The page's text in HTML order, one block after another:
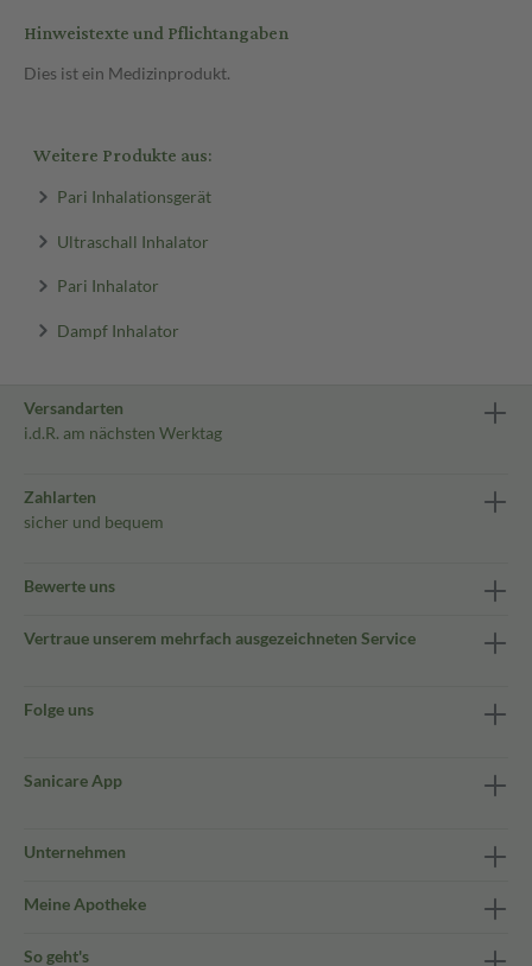
Hinweistexte und Pflichtangaben
Dies ist ein Medizinprodukt.
Weitere Produkte aus:
Pari Inhalationsgerät
Ultraschall Inhalator
Pari Inhalator
Dampf Inhalator
Versandarten
i.d.R. am nächsten Werktag
Zahlarten
sicher und bequem
Bewerte uns
Vertraue unserem mehrfach ausgezeichneten Service
Folge uns
Sanicare App
Unternehmen
Meine Apotheke
So geht's